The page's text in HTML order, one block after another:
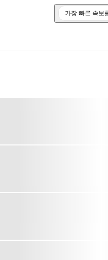
가장 빠른 속보